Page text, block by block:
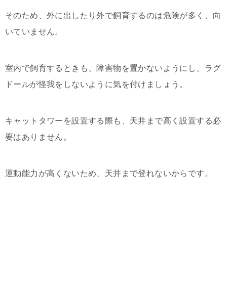
そのため、外に出したり外で飼育するのは危険が多く、向
いていません。
室内で飼育するときも、障害物を置かないようにし、ラグ
ドールが怪我をしないように気を付けましょう。
キャットタワーを設置する際も、天井まで高く設置する必
要はありません。
運動能力が高くないため、天井まで登れないからです。